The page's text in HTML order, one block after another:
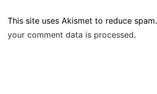
This site uses Akismet to reduce spam.
your comment data is processed.